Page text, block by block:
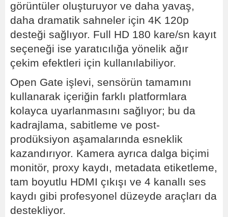
görüntüler oluşturuyor ve daha yavaş,
daha dramatik sahneler için 4K 120p
desteği sağlıyor. Full HD 180 kare/sn kayıt
seçeneği ise yaratıcılığa yönelik ağır
çekim efektleri için kullanılabiliyor.
Open Gate işlevi, sensörün tamamını
kullanarak içeriğin farklı platformlara
kolayca uyarlanmasını sağlıyor; bu da
kadrajlama, sabitleme ve post-
prodüksiyon aşamalarında esneklik
kazandırıyor. Kamera ayrıca dalga biçimi
monitör, proxy kaydı, metadata etiketleme,
tam boyutlu HDMI çıkışı ve 4 kanallı ses
kaydı gibi profesyonel düzeyde araçları da
destekliyor.